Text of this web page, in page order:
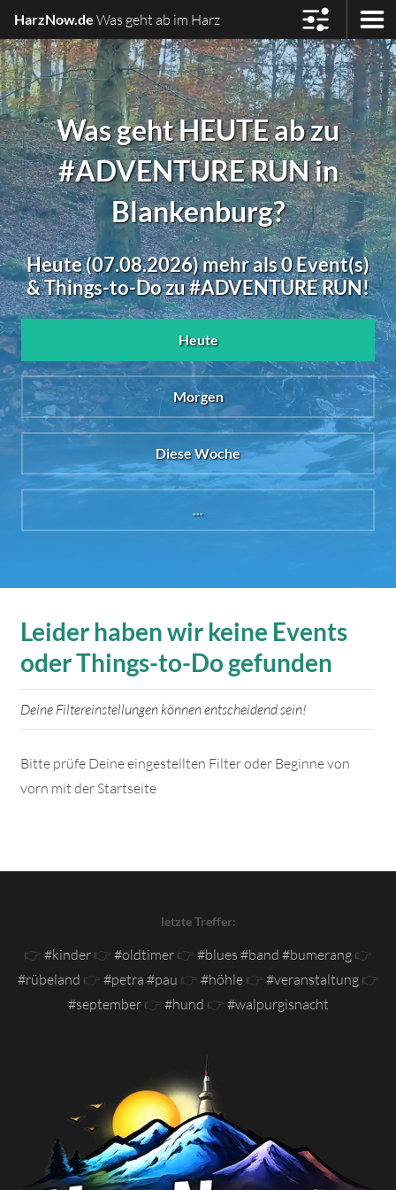
HarzNow.de Was geht ab im Harz
Was geht HEUTE ab zu
#ADVENTURE RUN in
Blankenburg?
Heute (07.08.2026) mehr als 0 Event(s)
& Things-to-Do zu #ADVENTURE RUN!
Heute
Morgen
Diese Woche
Leider haben wir keine Events
oder Things-to-Do gefunden
Deine Filtereinstellungen können entscheidend sein!
Bitte prüfe Deine eingestellten Filter oder Beginne von
vorn mit der Startseite
letzte Treffer:
👉 #kinder 👉 #oldtimer 👉 #blues #band #bumerang 👉
#rübeland 👉 #petra #pau 👉 #höhle👉 #veranstaltung👉
#september👉 #hund 👉 #walpurgisnacht